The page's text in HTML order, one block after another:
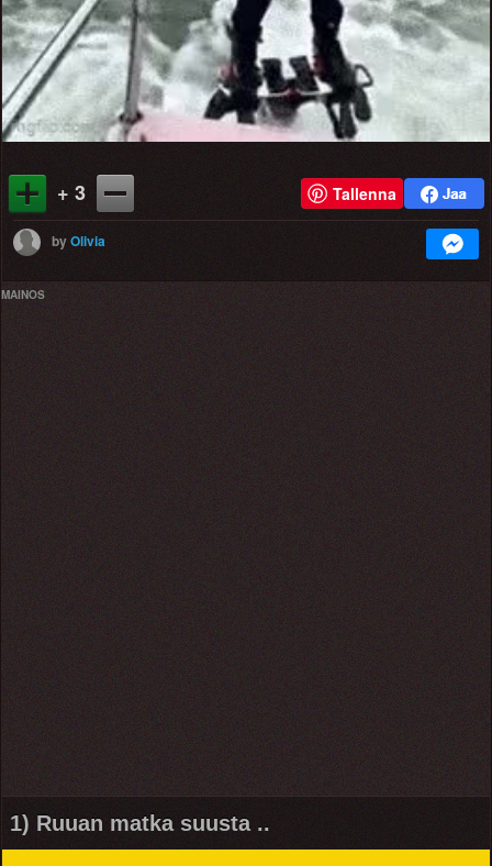
+ 3 Tallenna
byOlivia
MAINOS
1) Ruuan matka suusta ..